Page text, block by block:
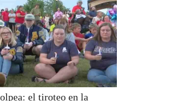
el tiroteo en la